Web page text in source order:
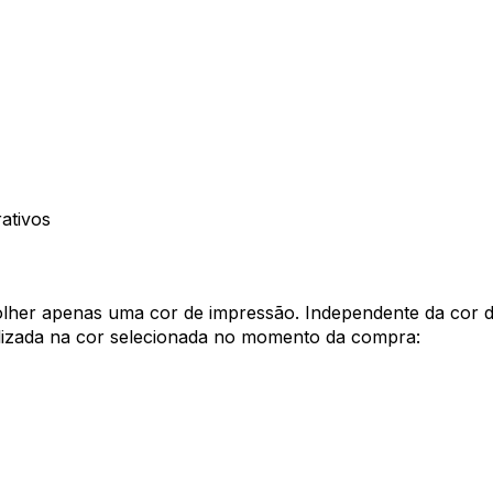
apenas uma cor de impressão. Independente da cor
na cor selecionada no momento da compra: